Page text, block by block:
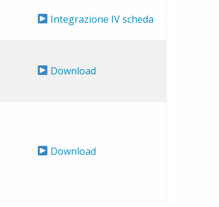
Integrazione IV scheda
Download
Download